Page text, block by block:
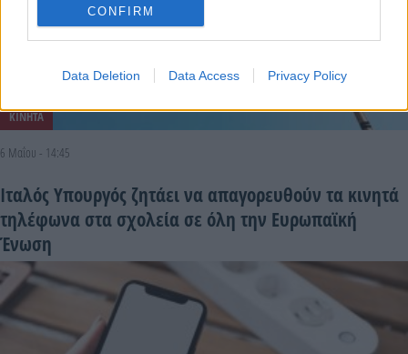
CONFIRM
Data Deletion Data Access Privacy Policy
ΚΙΝΗΤΑ
6 Μαΐου - 14:45
Ιταλός Υπουργός ζητάει να απαγορευθούν τα κινητά
τηλέφωνα στα σχολεία σε όλη την Ευρωπαϊκή
Ένωση